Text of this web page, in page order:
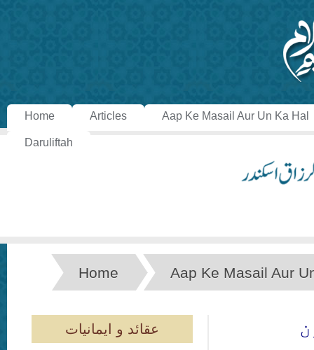
Home Articles Aap Ke Masail Aur Un Ka Hal
Daruliftah
Home Aap Ke Masail Aur
عقائد و ایمانیات